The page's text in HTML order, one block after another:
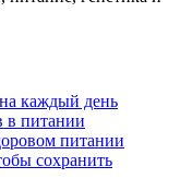
каждый день
в питании
питании
сохранить